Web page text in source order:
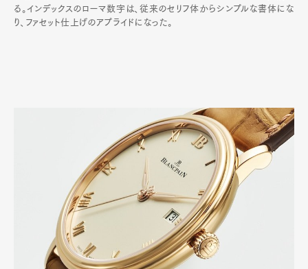
る。インデックスのローマ数字は、従来のセリフ体からシンプルな書体にな
り、ファセット仕上げのアプライドになった。